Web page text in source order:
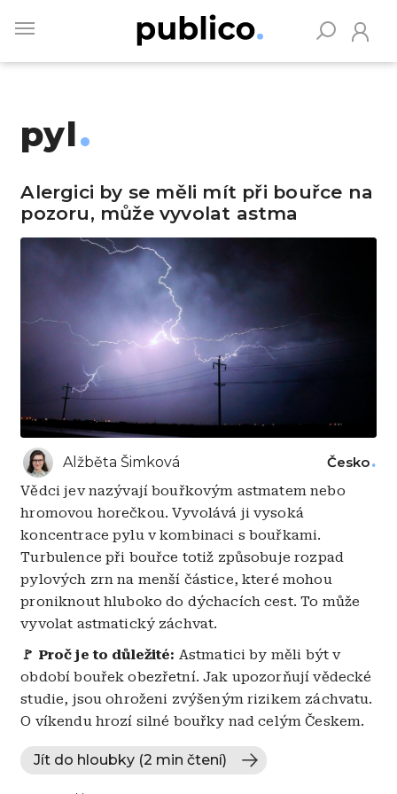
main
pyl
Alergici by se měli mít při bouřce na
pozoru, může vyvolat astma
Alžběta Šimková Česko
Vědci jev nazývají bouřkovým astmatem nebo
hromovou horečkou. Vyvolává ji vysoká
koncentrace pylu v kombinaci s bouřkami.
Turbulence při bouřce totiž způsobuje rozpad
pylových zrn na menší částice, které mohou
proniknout hluboko do dýchacích cest. To může
vyvolat astmatický záchvat.
🚩 Proč je to důležité: Astmatici by měli být v
období bouřek obezřetní. Jak upozorňují vědecké
studie, jsou ohroženi zvýšeným rizikem záchvatu.
O víkendu hrozí silné bouřky nad celým Českem.
Jít do hloubky (2 min čtení)
Vyhledávejte na Publiku